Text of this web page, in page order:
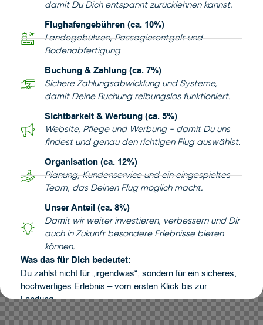
damit Du Dich entspannt zurücklehnen kannst.
Flughafengebühren (ca. 10%)
Landegebühren, Passagierentgelt und
Bodenabfertigung
Buchung & Zahlung (ca. 7%)
Sichere Zahlungsabwicklung und Systeme,
damit Deine Buchung reibungslos funktioniert.
Sichtbarkeit & Werbung (ca. 5%)
Website, Pflege und Werbung - damit Du uns
findest und genau den richtigen Flug auswählst.
Organisation (ca. 12%)
Planung, Kundenservice und ein eingespieltes
Team, das Deinen Flug möglich macht.
Unser Anteil (ca. 8%)
Damit wir weiter investieren, verbessern und Dir
auch in Zukunft besondere Erlebnisse bieten
können.
Was das für Dich bedeutet:
Du zahlst nicht für „irgendwas“, sondern für ein sicheres,
hochwertiges Erlebnis – vom ersten Klick bis zur
Landung.